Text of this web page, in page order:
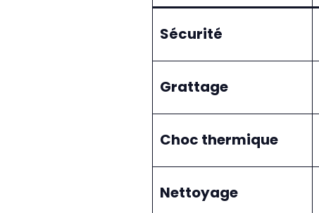
Sécurité
Grattage
Choc thermique
Nettoyage